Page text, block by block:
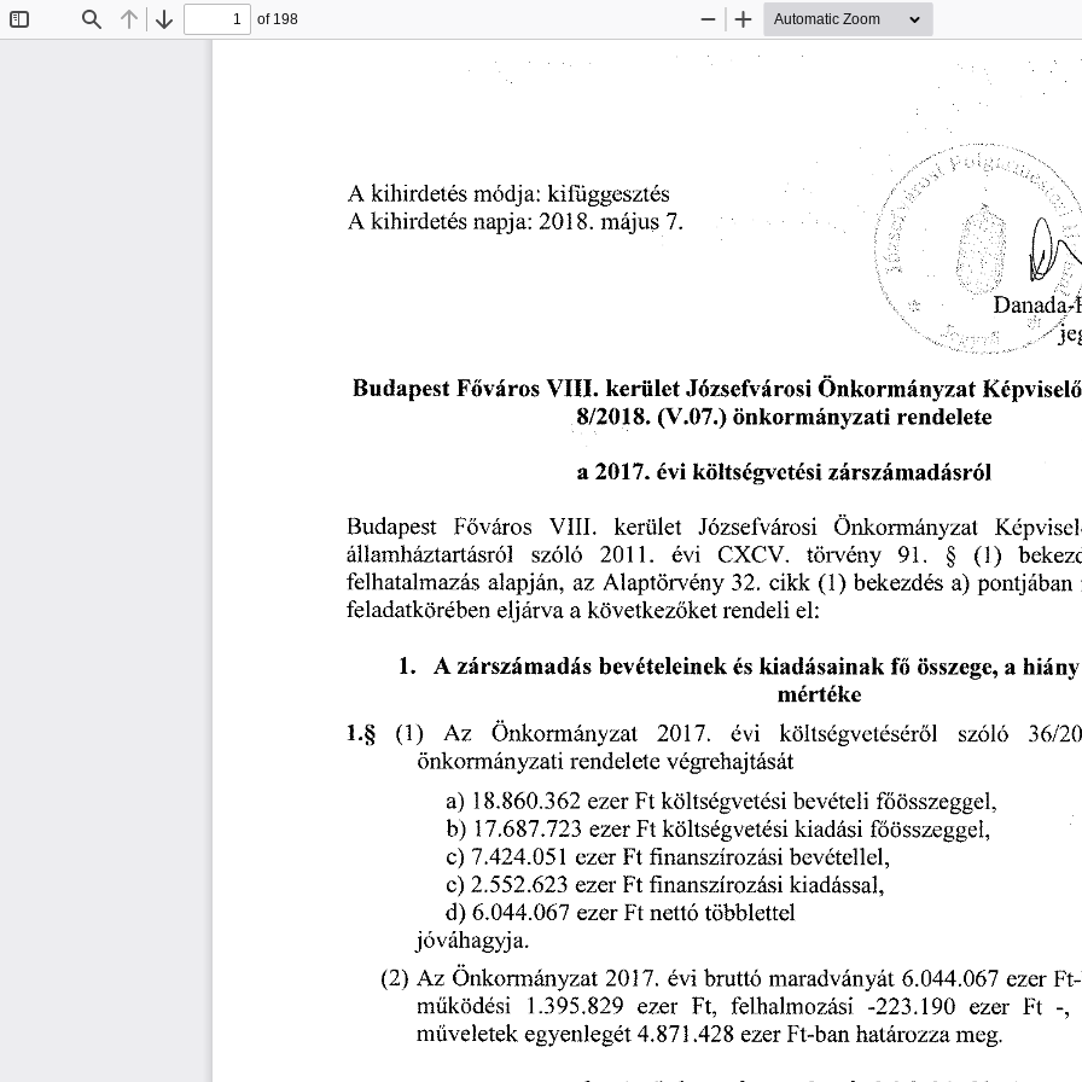
Find Previous
Next
of 198
Zoom
Zoom
A  kihirdetés módja: kifüggesztés
A kihirdetés napja: 2018. május
  7.
-
            f
      ^
Budapest
  Főváros
  VIII.
  kerület
Józsefvárosi Önkormányzat
8/2018.
  (V.07.)
önkormányzati
  rendelete
a  2017.
  évi
költségvetési
  zárszámadásról
Budapest
   Főváros
   VIII.
   kerület
   Józsefvárosi
   Önkormányzat
államháztartásról
    szóló
   2011.
   évi
   CXCV.
   törvény
   91.
    §
   (1)
felhatalmazás
  alapján,
  az
  Alaptörvény
  32.
  cikk
  (1)
bekezdés
  a)
  pontjában
feladatkörében eljárva a következőket
  rendeli
  el:
1.     A zárszámadás
  bevételeinek
  és
kiadásainak
  fő
összege,
  a hiány
mértéke
1 .§      (1)
    Az
    Önkormányzat
    2017.
    évi
    költségvetéséről
    szóló
36/
önkormányzati
  rendelete
  végrehajtását
a)    18.860.362
  ezer
  Ft
költségvetési
  bevételi
  főösszeggel,
b)    17.687.723
  ezer
  Ft
költségvetési
  kiadási
  főösszeggel,
c)   7.424.051
  ezer
  Ft
   finanszírozási
  bevétellel,
c)   2.552.623
  ezer
  Ft
   finanszírozási
  kiadással,
d)   6.044.067
  ezer
  Ft
nettó
  többlettel
jóváhagyja.
(2)
  Az
  Önkormányzat
  2017.
  évi
bruttó
  maradványát
  6.044.067
  ezer
működési
   1.395.829
   ezer
   Ft,
   felhalmozási
   -223.190
   ezer
   Ft
   -,
műveletek
  egyenlegét
  4.871.428
  ezer
Ft-ban határozza
  meg.